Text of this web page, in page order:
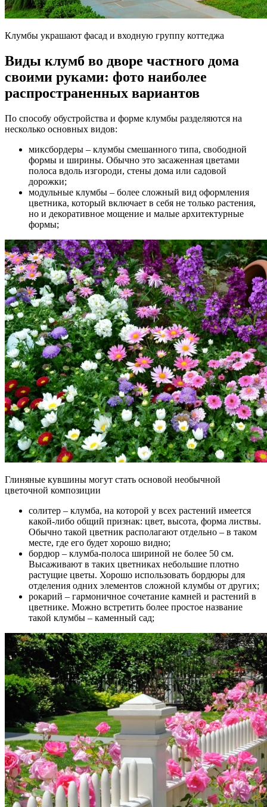
Клумбы украшают фасад и входную группу коттеджа
Виды клумб во дворе частного дома
своими руками: фото наиболее
распространенных вариантов
По способу обустройства и форме клумбы разделяются на
несколько основных видов:
миксбордеры – клумбы смешанного типа, свободной
формы и ширины. Обычно это засаженная цветами
полоса вдоль изгороди, стены дома или садовой
дорожки;
модульные клумбы – более сложный вид оформления
цветника, который включает в себя не только растения,
но и декоративное мощение и малые архитектурные
формы;
Глиняные кувшины могут стать основой необычной
цветочной композиции
солитер – клумба, на которой у всех растений имеется
какой-либо общий признак: цвет, высота, форма листвы.
Обычно такой цветник располагают отдельно – в таком
месте, где его будет хорошо видно;
бордюр – клумба-полоса шириной не более 50 см.
Высаживают в таких цветниках небольшие плотно
растущие цветы. Хорошо использовать бордюры для
отделения одних элементов сложной клумбы от других;
рокарий – гармоничное сочетание камней и растений в
цветнике. Можно встретить более простое название
такой клумбы – каменный сад;